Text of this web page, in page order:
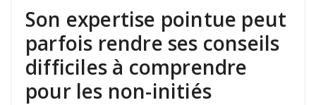
Son expertise pointue peut
parfois rendre ses conseils
difficiles à comprendre
pour les non-initiés